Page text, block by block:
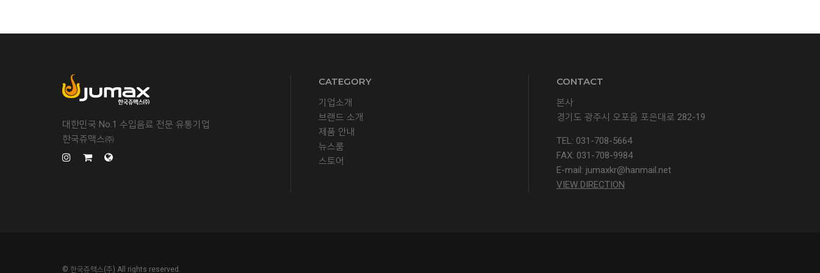
대한민국 No.1 수입음료 전문 유통기업
한국쥬맥스㈜
CATEGORY
기업소개
브랜드 소개
제품 안내
뉴스룸
스토어
CONTACT
본사
경기도 광주시 오포읍 포은대로 282-19
TEL: 031-708-5664
FAX: 031-708-9984
E-mail: jumaxkr@hanmail.net
VIEW DIRECTION
© 한국쥬맥스(주) All rights reserved.